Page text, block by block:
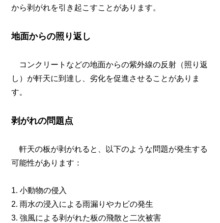
から剥がれを引き起こすことがあります。
地面からの照り返し
コンクリートなどの地面からの紫外線の反射（照り返
し）が軒天に到達し、劣化を促進させることがありま
す。
剥がれの問題点
軒天の板が剥がれると、以下のような問題が発生する
可能性があります：
1. 小動物の侵入
2. 雨水の浸入による雨漏りやカビの発生
3. 強風による剥がれた板の飛散と二次被害